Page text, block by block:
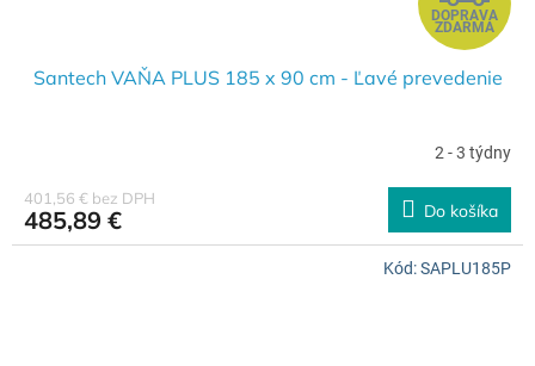
A
D
A
R
M
O
DOPRAVA
ZDARMA
Santech VAŇA PLUS 185 x 90 cm - Ľavé prevedenie
2 - 3 týdny
401,56 € bez DPH
485,89 € Do košíka
Kód:SAPLU185P